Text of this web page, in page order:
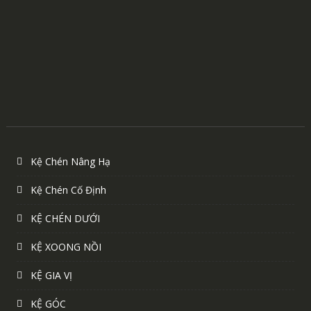
Kệ Chén Nâng Hạ
Kệ Chén Cố Định
KỆ CHÉN DƯỚI
KỆ XOONG NỒI
KỆ GIA VỊ
KỆ GÓC